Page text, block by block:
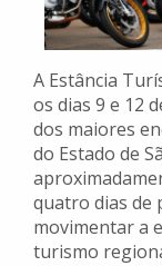
A Estância
os dias 9 e 12
dos maiores
do Estado de
quatro dias de
movimentar a
turismo